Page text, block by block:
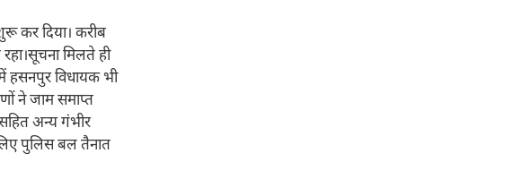
कर दिया। करीब
मिलते ही
हसनपुर विधायक भी
ने जाम समाप्त
अन्य गंभीर
पुलिस बल तैनात